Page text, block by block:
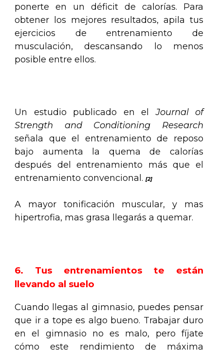
ponerte en un déficit de calorías. Para
obtener los mejores resultados, apila tus
ejercicios de entrenamiento de
musculación, descansando lo menos
posible entre ellos.
Un estudio publicado en elJournal of
Strength and Conditioning Research
señala que el entrenamiento de reposo
bajo aumenta la quema de calorías
después del entrenamiento más que el
entrenamiento convencional. [2]
A mayor tonificación muscular, y mas
hipertrofia, mas grasa llegarás a quemar.
6. Tus entrenamientos te están
llevando al suelo
Cuando llegas al gimnasio, puedes pensar
que ir a tope es algo bueno. Trabajar duro
en el gimnasio no es malo, pero fíjate
cómo este rendimiento de máxima